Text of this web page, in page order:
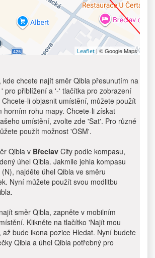
Leaflet | © Google Maps
kde chcete najít směr Qibla přesunutím na
pro přiblížení a '-' tlačítka pro zobrazení
li objasnit umístění, můžete použít
horním rohu mapy. Chcete-li získat
umístění, zvolte zde 'Sat'. Pro různé
použít možnost 'OSM'.
Qibla v Břeclav City podle kompasu,
úhel Qibla. Jakmile jehla kompasu
najděte úhel Qibla ve směru
Nyní můžete použít svou modlitbu
směr Qibla, zapněte v mobilním
Klikněte na tlačítko 'Najít mou
až bude ikona pozice Hledat. Nyní budete
Qibla a úhel Qibla potřebný pro